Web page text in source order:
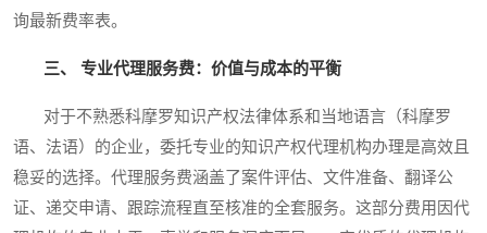
询最新费率表。
三、 专业代理服务费：价值与成本的平衡
对于不熟悉科摩罗知识产权法律体系和当地语言（科摩罗
语、法语）的企业，委托专业的知识产权代理机构办理是高效且
稳妥的选择。代理服务费涵盖了案件评估、文件准备、翻译公
证、递交申请、跟踪流程直至核准的全套服务。这部分费用因代